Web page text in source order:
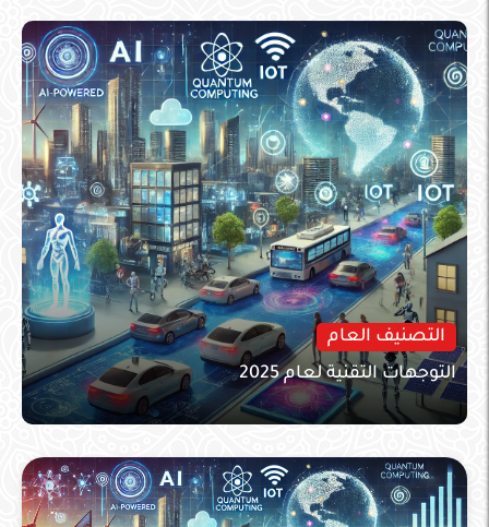
التصنيف العام
التوجهات التقنية لعام 2025